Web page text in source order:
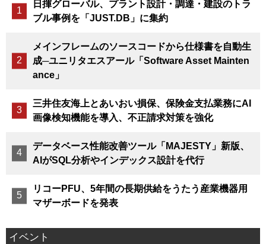
日揮グローバル、プラント設計・調達・建設のトラ
ブル事例を「JUST.DB」に集約
メインフレームのソースコードから仕様書を自動生
成─ユニリタエスアール「Software Asset Mainten
ance」
三井住友海上とあいおい損保、保険金支払業務にAI
画像検知機能を導入、不正請求対策を強化
データベース性能改善ツール「MAJESTY」新版、
AIがSQL分析やインデックス設計を代行
リコーPFU、5年間の長期供給をうたう産業機器用
マザーボードを発表
イベント